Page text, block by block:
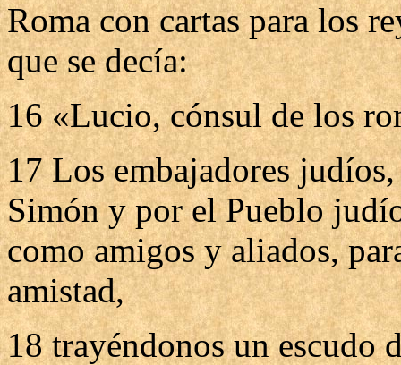
Roma con cartas para los
que se decía:
16 «Lucio, cónsul de los
17 Los embajadores
Simón y por el Pueblo
como amigos y aliados,
amistad,
18 trayéndonos un escudo